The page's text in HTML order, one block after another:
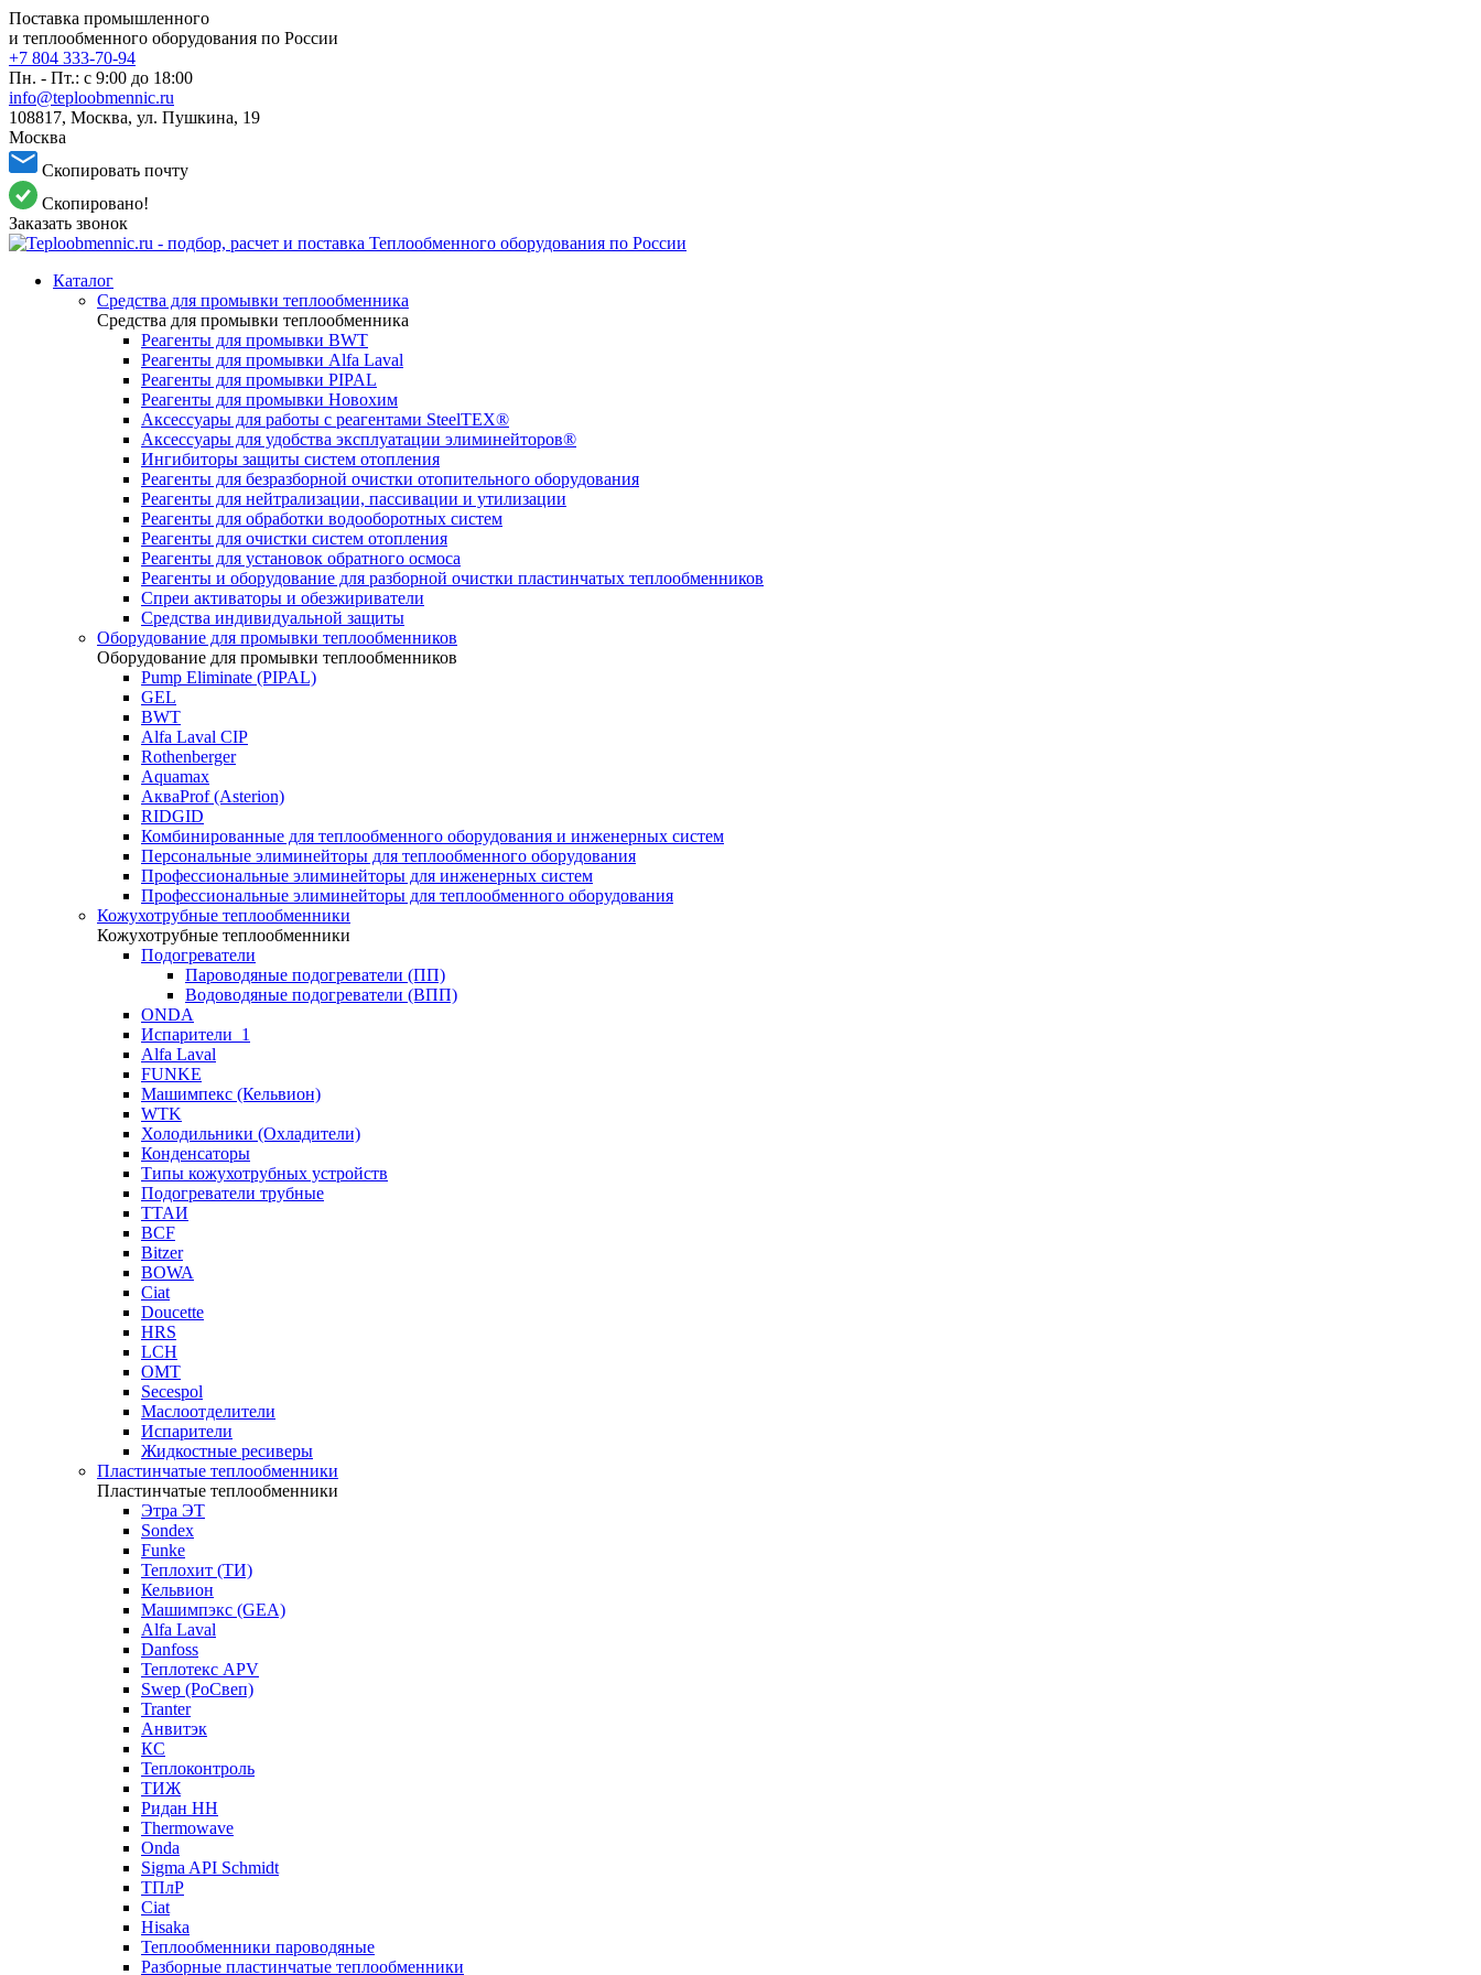
Поставка промышленного
и теплообменного оборудования по России
+7 804 333-70-94
Пн. - Пт.: с 9:00 до 18:00
info@teploobmennic.ru
108817, Москва, ул. Пушкина, 19
Москва
Скопировать почту
Скопировано!
Заказать звонок
Каталог
Средства для промывки теплообменника
Средства для промывки теплообменника
Реагенты для промывки BWT
Реагенты для промывки Alfa Laval
Реагенты для промывки PIPAL
Реагенты для промывки Новохим
Аксессуары для работы с реагентами SteelTEX®
Аксессуары для удобства эксплуатации элиминейторов®
Ингибиторы защиты систем отопления
Реагенты для безразборной очистки отопительного оборудования
Реагенты для нейтрализации, пассивации и утилизации
Реагенты для обработки водооборотных систем
Реагенты для очистки систем отопления
Реагенты для установок обратного осмоса
Реагенты и оборудование для разборной очистки пластинчатых теплообменников
Спреи активаторы и обезжириватели
Средства индивидуальной защиты
Оборудование для промывки теплообменников
Оборудование для промывки теплообменников
Pump Eliminate (PIPAL)
GEL
BWT
Alfa Laval CIP
Rothenberger
Aquamax
АкваProf (Asterion)
RIDGID
Комбинированные для теплообменного оборудования и инженерных систем
Персональные элиминейторы для теплообменного оборудования
Профессиональные элиминейторы для инженерных систем
Профессиональные элиминейторы для теплообменного оборудования
Кожухотрубные теплообменники
Кожухотрубные теплообменники
Подогреватели
Пароводяные подогреватели (ПП)
Водоводяные подогреватели (ВПП)
ONDA
Испарители_1
Alfa Laval
FUNKE
Машимпекс (Кельвион)
WTK
Холодильники (Охладители)
Конденсаторы
Типы кожухотрубных устройств
Подогреватели трубные
ТТАИ
BCF
Bitzer
BOWA
Ciat
Doucette
HRS
LCH
OMT
Secespol
Маслоотделители
Испарители
Жидкостные ресиверы
Пластинчатые теплообменники
Пластинчатые теплообменники
Этра ЭТ
Sondex
Funke
Теплохит (ТИ)
Кельвион
Машимпэкс (GEA)
Alfa Laval
Danfoss
Теплотекс APV
Swep (РоСвеп)
Tranter
Анвитэк
КС
Теплоконтроль
ТИЖ
Ридан НН
Thermowave
Onda
Sigma API Schmidt
ТПлР
Ciat
Hisaka
Теплообменники пароводяные
Разборные пластинчатые теплообменники